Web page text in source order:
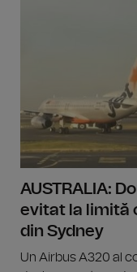
AUSTRALIA:
evitat la limită
din Sydney
Un Airbus A320 al